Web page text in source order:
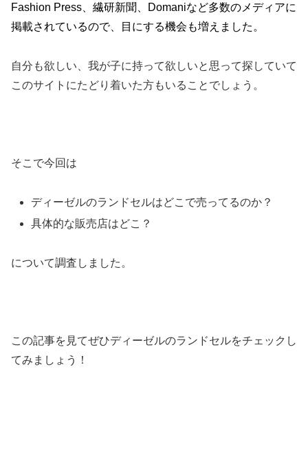
Fashion Press、繊研新聞、Domaniなど多数のメディアに
掲載されているので、目にする機会も増えました。
自分も欲しい、我が子に持って欲しいと思って探していて
このサイトにたどり着いた方もいることでしょう。
そこで今回は
ディーゼルのランドセルはどこで売ってるのか？
具体的な販売店はどこ？
について調査しました。
この記事を見てぜひディーゼルのランドセルをチェックし
てみましょう！